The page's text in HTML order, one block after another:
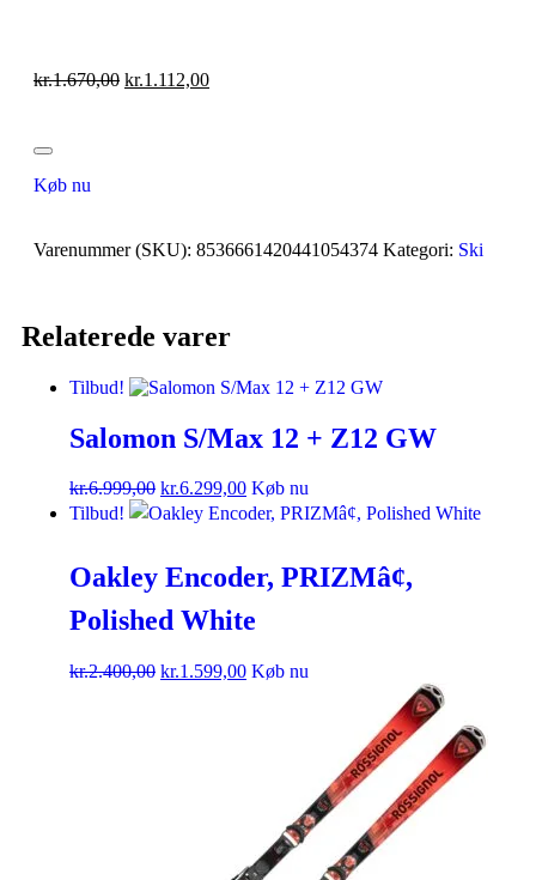
kr.1.670,00 kr.1.112,00
Køb nu
Varenummer (SKU): 8536661420441054374 Kategori: Ski
Relaterede varer
Tilbud!
Salomon S/Max 12 + Z12 GW
kr.6.999,00 kr.6.299,00 Køb nu
Tilbud!
Oakley Encoder, PRIZMâ¢,
Polished White
kr.2.400,00 kr.1.599,00 Køb nu